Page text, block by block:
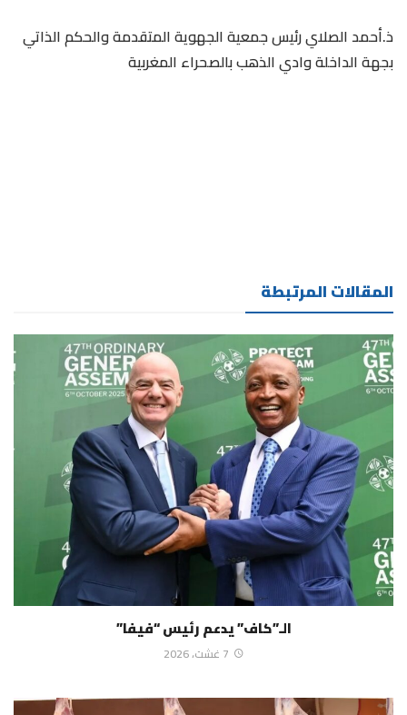
ذ.أحمد الصلاي رئيس جمعية الجهوية المتقدمة والحكم الذاتي
بجهة الداخلة وادي الذهب بالصحراء المغربية
المقالات المرتبطة
الـ”كاف” يدعم رئيس “فيفا”
7 غشت، 2026